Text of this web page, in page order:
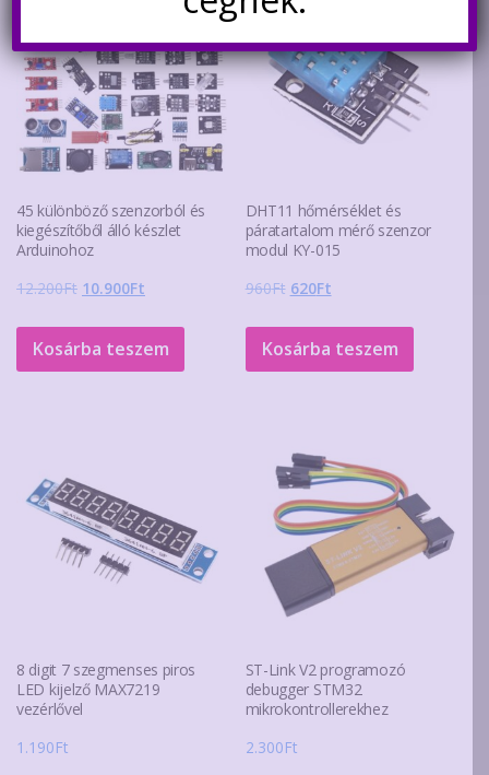
45 különböző szenzorból és
kiegészítőből álló készlet
Arduinohoz
12.200Ft Original
was:
12.200Ft.
10.900Ft
is:
10.900Ft.
Kosárba teszem
DHT11 hőmérséklet és
páratartalom mérő szenzor
modul KY-015
960Ft Original
was:
960Ft.
620FtCurrent
is:
620Ft.
Kosárba teszem
8 digit 7 szegmenses piros
LED kijelző MAX7219
vezérlővel
1.190Ft
ST-Link V2 programozó
debugger STM32
mikrokontrollerekhez
2.300Ft